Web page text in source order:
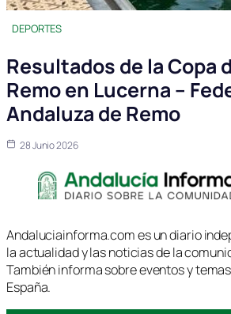
DEPORTES
Resultados de la Copa
Remo en Lucerna –
Andaluza de Remo
28 Junio 2026
Andaluciainforma.com es un diario
la actualidad y las noticias de la
También informa sobre eventos y
España.